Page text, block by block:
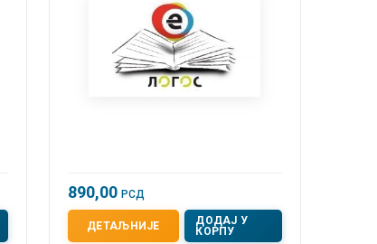
890,00 РСД
ДЕТАЉНИЈЕ
ДОДАЈ У
КОРПУ